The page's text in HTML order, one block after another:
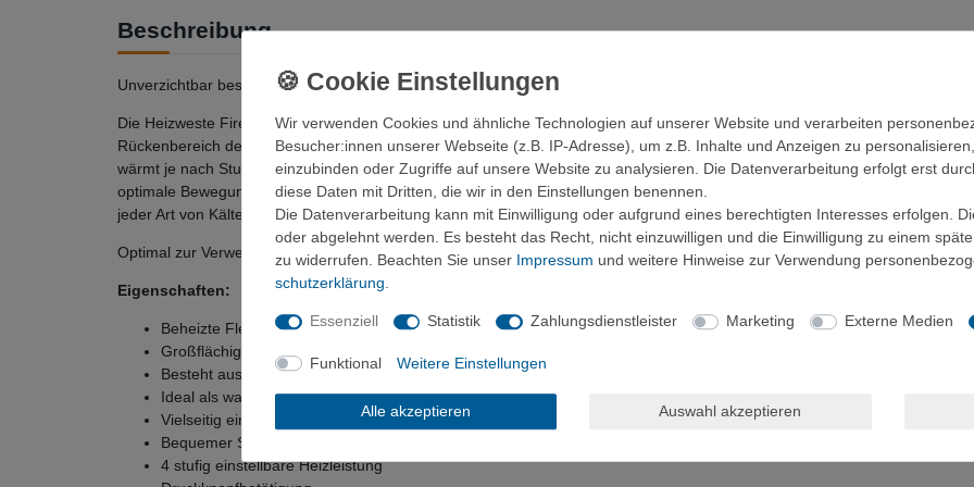
Beschreibung
Unverzichtbar besonders an kühleren Tagen ist die innovative beheizte Weste von ALPENHEAT.
Die Heizweste Fire Fleecevest überzeugt durch ausgeklügelte Funktionsdetails. Diese bietet fünf Heizstufen mit einem
Rückenbereich des Kleidungsstücks eingearbeitet sind. Ein Knopfdruck am Heizstufenregler, der sich in der Außentasche
wärmt je nach Stufe für 2,5 bis 7,5 Stunden. Die beheizte Weste besteht aus dünnem und behaglichem Fleece, ideal als
optimale Bewegungsfreiheit. Bequemer Schutz für kalte bis eisige Temperaturen. Bekleidung für sportliche Aktivitäten oder
jeder Art von Kältegefühl.
Optimal zur Verwendung beim Schifahren, Snowboarden, Jagen, Fischen, Reitsport, Wandern, Radfahren oder einfach als
Eigenschaften:
Beheizte Fleece Weste.
Großflächiges Heizelement im Rückenbereich aus flexibler und hoch beanspruchbaren thermischer Kunststofffaser
Besteht aus dünnem und behaglichem Fleece.
Ideal als warmer Unterzieher.
Vielseitig einsetzbar durch optimale Bewegungsfreiheit.
Bequemer Schutz bei kalten Temperaturen.
4 stufig einstellbare Heizleistung
Wir verwenden Cookies und ähnliche Technologien auf unserer Website und verarbeiten
Besucher:innen unserer Webseite (z.B. IP-Adresse), um z.B. Inhalte und Anzeigen zu
einzubinden oder Zugriffe auf unsere Website zu analysieren. Die Datenverarbeitung erfolgt erst
diese Daten mit Dritten, die wir in den Einstellungen benennen.
Die Datenverarbeitung kann mit Einwilligung oder aufgrund eines berechtigten Interesses erfolgen.
oder abgelehnt werden. Es besteht das Recht, nicht einzuwilligen und die Einwilligung zu einem
zu widerrufen. Beachten Sie unser Impressum und weitere Hinweise zur Verwendung
schutz­erklärung.
Essenziell Statistik Zahlungsdienstleister Marketing Externe Medien
Funktional Weitere Einstellungen
Alle akzeptieren Auswahl akzeptieren